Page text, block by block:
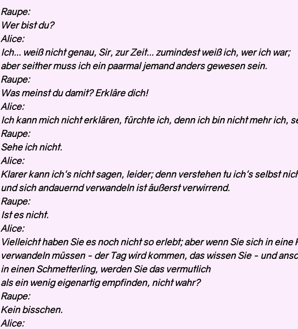
Raupe:
Wer bist du?
Alice:
Ich... weiß nicht genau, Sir, zur Zeit... zumindest weiß ich, wer ich war;
aber seither muss ich ein paarmal jemand anders gewesen sein.
Raupe:
Was meinst du damit? Erkläre dich!
Alice:
Ich kann mich nicht erklären, fürchte ich, denn ich bin nicht mehr ich,
Raupe:
Sehe ich nicht.
Alice:
Klarer kann ich's nicht sagen, leider; denn verstehen tu ich's selbst
und sich andauernd verwandeln ist äußerst verwirrend.
Raupe:
Ist es nicht.
Alice:
Vielleicht haben Sie es noch nicht so erlebt; aber wenn Sie sich in eine
verwandeln müssen - der Tag wird kommen, das wissen Sie - und
in einen Schmetterling, werden Sie das vermutlich
als ein wenig eigenartig empfinden, nicht wahr?
Raupe:
Kein bisschen.
Alice: